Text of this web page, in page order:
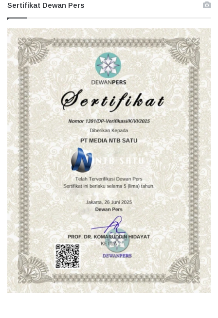
Sertifikat Dewan Pers